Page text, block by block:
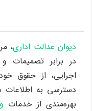
دیوان عدالت اداری،
در برابر تصمیمات
اجرایی، از حقوق
دسترسی به اطلاعات
بهره‌مندی از خدمات